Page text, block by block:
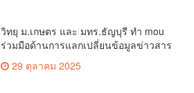
วิทยุ ม.เกษตร และ มทร.ธัญบุรี ทำ mou
ร่วมมือด้านการแลกเปลี่ยนข้อมูลข่าวสาร
เพื่อถ่ายทอดองค์ความรู้ดีๆสู่ประชาชนให้
ครอบคลุม
29 ตุลาคม 2025